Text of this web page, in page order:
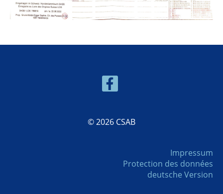
© 2026 CSAB
Impressum
Protection des données
deutsche Version